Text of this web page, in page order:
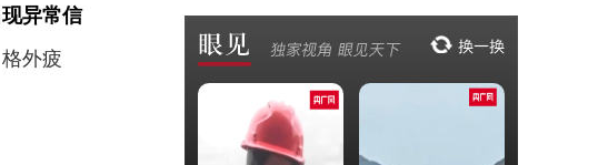
异常信
外疲